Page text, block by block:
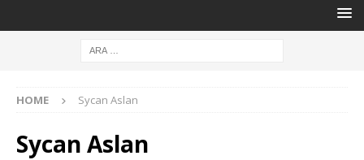
HOME Sycan Aslan
Sycan Aslan